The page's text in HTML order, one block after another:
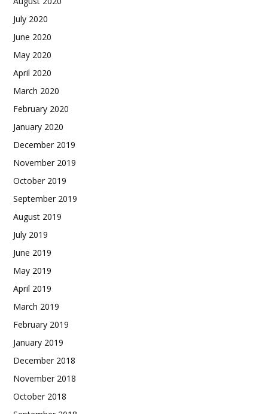
July 2020
June 2020
May 2020
April 2020
March 2020
February 2020
January 2020
December 2019
November 2019
October 2019
September 2019
August 2019
July 2019
June 2019
May 2019
April 2019
March 2019
February 2019
January 2019
December 2018
November 2018
October 2018